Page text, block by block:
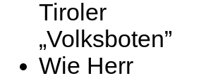
Tiroler
„Volksboten”
Wie Herr